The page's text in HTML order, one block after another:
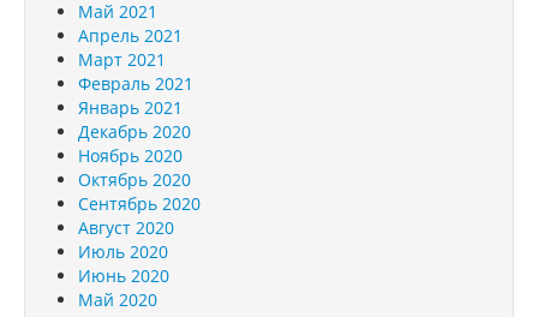
Май 2021
Апрель 2021
Март 2021
Февраль 2021
Январь 2021
Декабрь 2020
Ноябрь 2020
Октябрь 2020
Сентябрь 2020
Август 2020
Июль 2020
Июнь 2020
Май 2020